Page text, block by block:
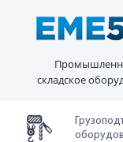
складское